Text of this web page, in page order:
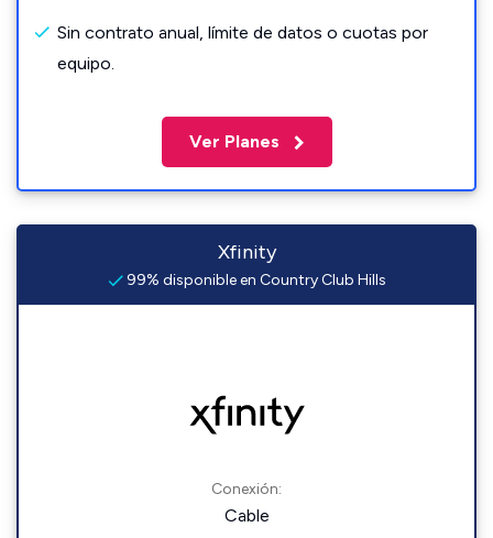
Sin contrato anual, límite de datos o cuotas por
equipo.
Ver Planes
Xfinity
99% disponible en Country Club Hills
Conexión:
Cable